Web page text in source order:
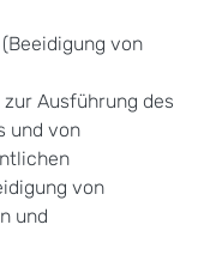
von
zur Ausführung des
und von
von
und